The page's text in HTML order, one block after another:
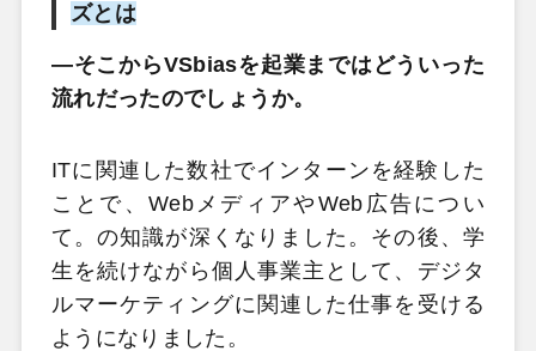
ズとは
―そこからVSbiasを起業まではどういった
流れだったのでしょうか。
ITに関連した数社でインターンを経験した
ことで、WebメディアやWeb広告につい
て。の知識が深くなりました。その後、学
生を続けながら個人事業主として、デジタ
ルマーケティングに関連した仕事を受ける
ようになりました。